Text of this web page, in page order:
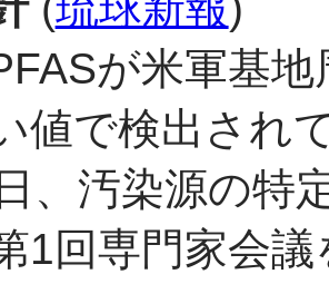
が米軍基地
値で検出され
、汚染源の特
1回専門家会